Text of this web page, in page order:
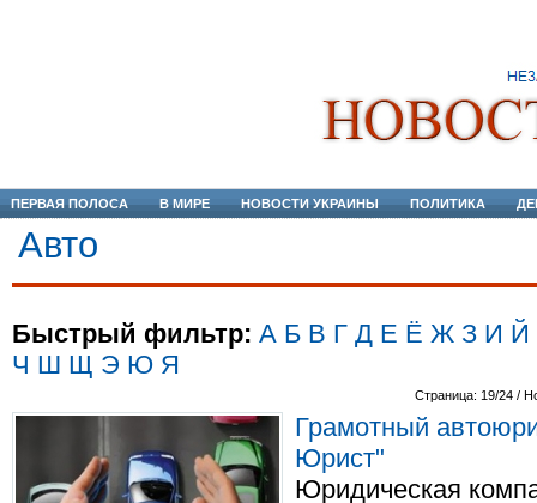
ПЕРВАЯ ПОЛОСА В МИРЕ НОВОСТИ УКРАИНЫ ПОЛИТИКА
Авто
Быстрый фильтр: А Б В Г Д Е Ё Ж З И Й
Ч Ш Щ Э Ю Я
Страница: 19/24 /
Грамотный
Юрист"
Юридическая